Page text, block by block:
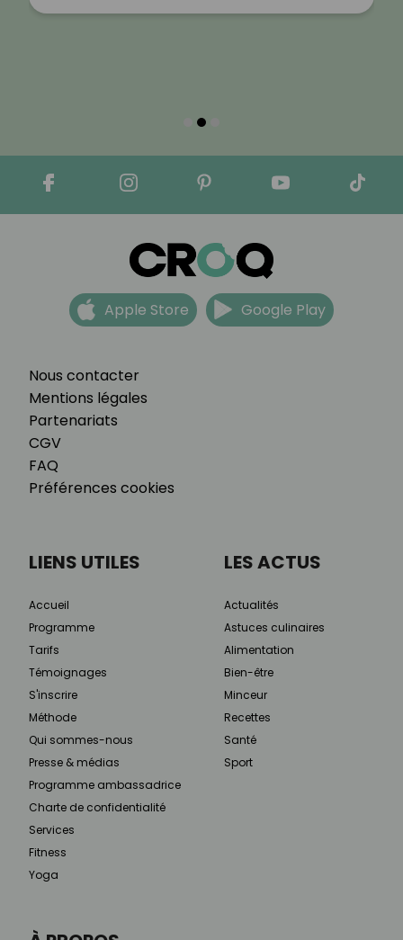
Nous contacter
Mentions légales
Partenariats
CGV
FAQ
Préférences cookies
Apple Store Google Play
LIENS UTILES
Accueil
Programme
Tarifs
Témoignages
S'inscrire
Méthode
Qui sommes-nous
Presse & médias
Programme ambassadrice
Charte de confidentialité
Services
Fitness
Yoga
LES ACTUS
Actualités
Astuces culinaires
Alimentation
Bien-être
Minceur
Recettes
Santé
Sport